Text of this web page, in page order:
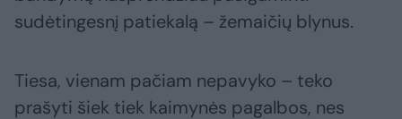
sudėtingesnį patiekalą – žemaičių blynus.
Tiesa, vienam pačiam nepavyko – teko
prašyti šiek tiek kaimynės pagalbos, nes